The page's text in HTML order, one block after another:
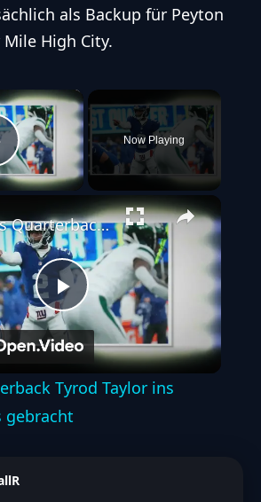
als Backup für Peyton
High City.
×
Video
Now Playing
Play
Video
Giants Quarterback Tyrod Taylor ins Krankenhaus gebracht
Tyrod Taylor ins
gebracht